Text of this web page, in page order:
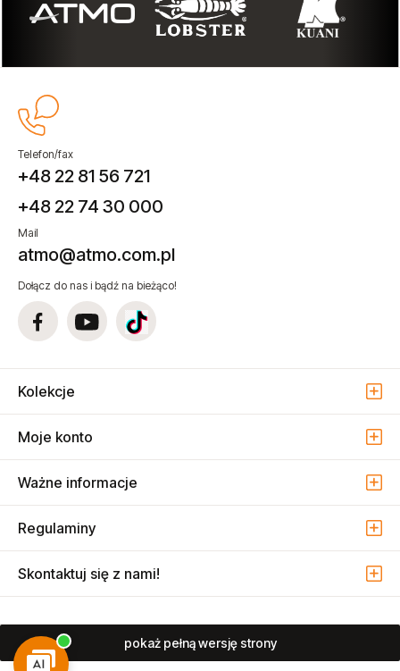
Telefon/fax
+48 22 81 56 721
+48 22 74 30 000
Mail
atmo@atmo.com.pl
Dołącz do nas i bądź na bieżąco!
Kolekcje
Moje konto
Ważne informacje
Regulaminy
Skontaktuj się z nami!
pokaż pełną wersję strony